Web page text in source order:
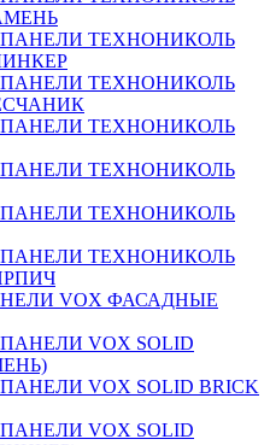
ТЕХНОНИКОЛЬ
ТЕХНОНИКОЛЬ
ТЕХНОНИКОЛЬ
ТЕХНОНИКОЛЬ
ТЕХНОНИКОЛЬ
ТЕХНОНИКОЛЬ
ФАСАДНЫЕ
VOX SOLID
VOX SOLID BRICK
VOX SOLID